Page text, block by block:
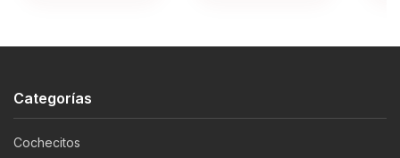
Categorías
Cochecitos